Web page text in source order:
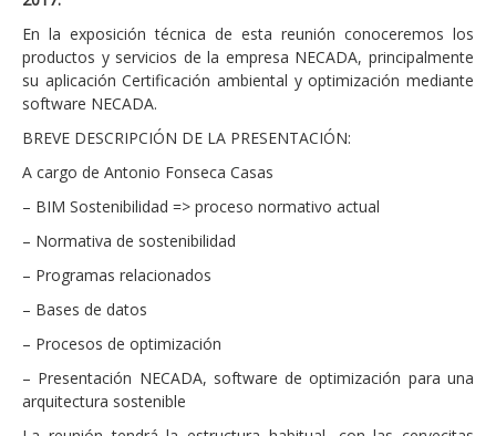
En la exposición técnica de esta reunión conoceremos los
productos y servicios de la empresa NECADA, principalmente
su aplicación Certificación ambiental y optimización mediante
software NECADA.
BREVE DESCRIPCIÓN DE LA PRESENTACIÓN:
A cargo de Antonio Fonseca Casas
– BIM Sostenibilidad => proceso normativo actual
– Normativa de sostenibilidad
– Programas relacionados
– Bases de datos
– Procesos de optimización
– Presentación NECADA, software de optimización para una
arquitectura sostenible